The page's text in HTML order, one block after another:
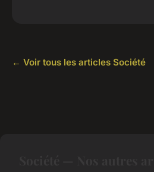
← Voir tous les articles Société